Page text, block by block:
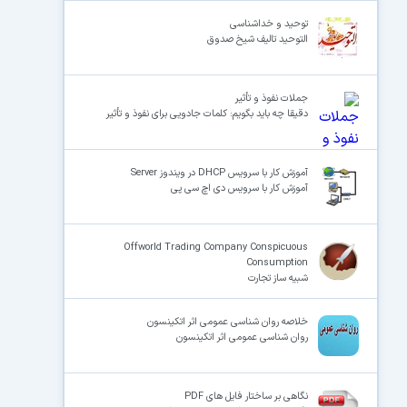
توحید و خداشناسی
التوحید تالیف شیخ صدوق
جملات نفوذ و تأثیر
دقیقا چه باید بگویم: کلمات جادویی برای نفوذ و تأثیر
آموزش کار با سرویس DHCP در ویندوز Server
آموزش کار با سرویس دی اچ سی پی
Offworld Trading Company Conspicuous
Consumption
شبیه ساز تجارت
خلاصه روان شناسی عمومی اثر اتکینسون
روان شناسی عمومی اثر اتکینسون
نگاهی بر ساختار فایل های PDF